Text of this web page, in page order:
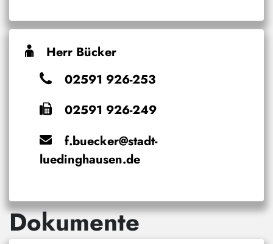
Herr Bücker
02591 926-253
02591 926-249
f.buecker@stadt-
luedinghausen.de
Dokumente